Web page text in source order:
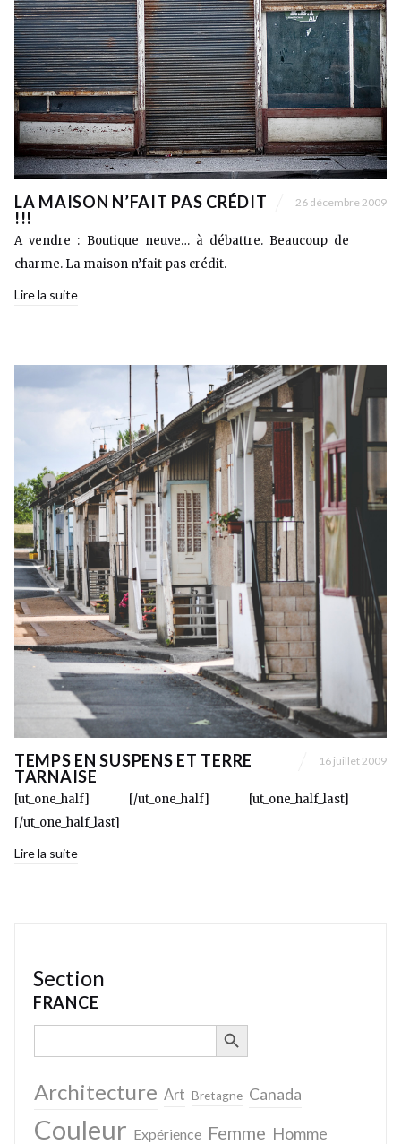
LA MAISON N’FAIT PAS CRÉDIT
!!!
26 décembre 2009
A vendre : Boutique neuve… à débattre. Beaucoup de
charme. La maison n’fait pas crédit.
Lire la suite
TEMPS EN SUSPENS ET TERRE
TARNAISE
16 juillet 2009
[ut_one_half] [/ut_one_half] [ut_one_half_last]
[/ut_one_half_last]
Lire la suite
Section
FRANCE
Search
SEARCH BUTTON
Architecture Art Bretagne Canada
Couleur Expérience Femme Homme